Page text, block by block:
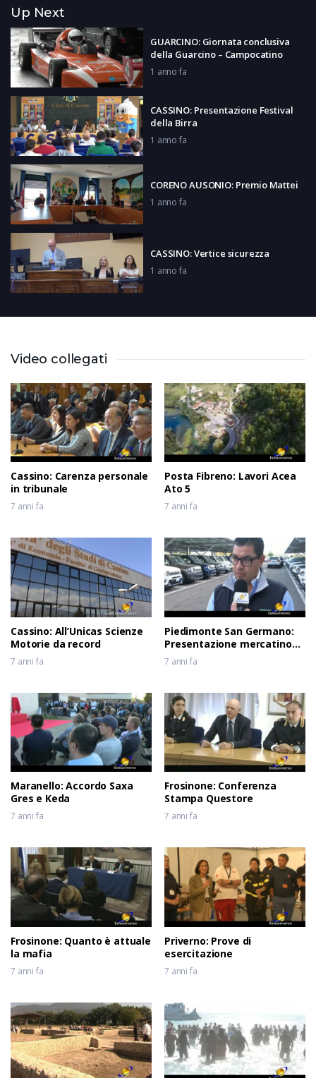
Up Next
GUARCINO: Giornata conclusiva
della Guarcino – Campocatino
1 anno fa
CASSINO: Presentazione Festival
della Birra
1 anno fa
CORENO AUSONIO: Premio Mattei
1 anno fa
CASSINO: Vertice sicurezza
1 anno fa
LATINA: Parto indolore
1 anno fa
Video collegati
Cassino: Carenza personale
in tribunale
7 anni fa
Posta Fibreno: Lavori Acea
Ato 5
7 anni fa
Cassino: All’Unicas Scienze
Motorie da record
7 anni fa
Piedimonte San Germano:
Presentazione mercatino
usato
7 anni fa
Maranello: Accordo Saxa
Gres e Keda
7 anni fa
Frosinone: Conferenza
Stampa Questore
7 anni fa
Frosinone: Quanto è attuale
la mafia
7 anni fa
Priverno: Prove di
esercitazione
7 anni fa